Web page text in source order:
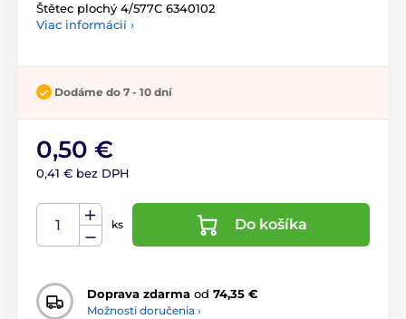
Štětec plochý 4/577C 6340102
Viac informácií ›
Dodáme do 7 - 10 dní
0,50 €
0,41 € bez DPH
ks Do košíka
Doprava zdarma od 74,35 €
Možnosti doručenia ›